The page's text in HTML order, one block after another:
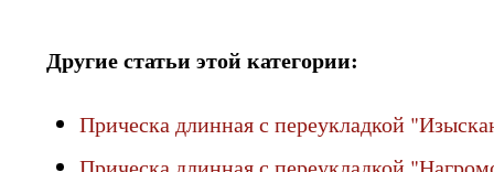
Другие статьи этой категории:
Прическа длинная с переукладкой